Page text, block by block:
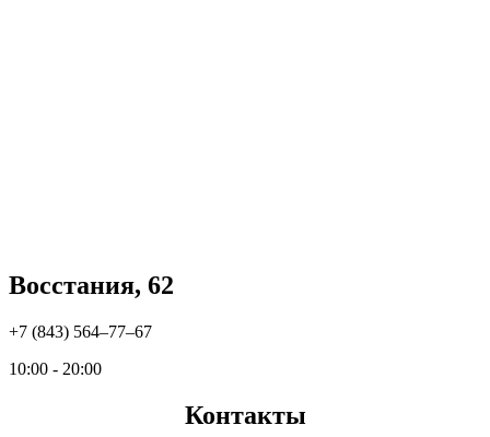
Восстания, 62
+7 (843) 564‒77‒67
10:00 - 20:00
Контакты